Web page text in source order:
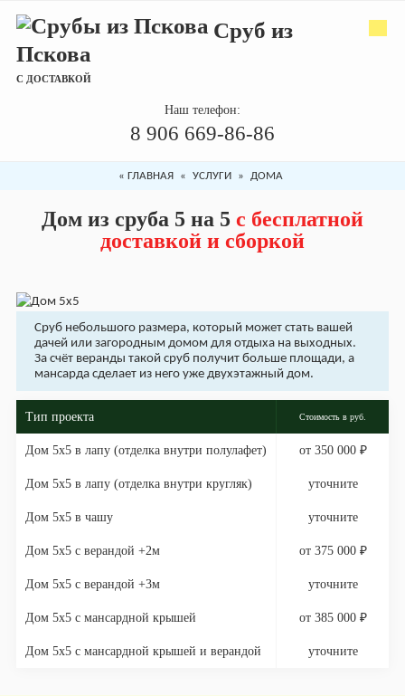
Сруб из
Пскова
С ДОСТАВКОЙ
Наш телефон:
8 906 669-86-86
« ГЛАВНАЯ « УСЛУГИ » ДОМА
Дом из сруба 5 на 5 с бесплатной
доставкой и сборкой
Сруб небольшого размера, который может стать вашей
дачей или загородным домом для отдыха на выходных.
За счёт веранды такой сруб получит больше площади, а
мансарда сделает из него уже двухэтажный дом.
Тип проекта Стоимость в руб.
Дом 5х5 в лапу (отделка внутри полулафет) от 350 000 ₽
Дом 5х5 в лапу (отделка внутри кругляк) уточните
Дом 5х5 в чашу уточните
Дом 5х5 с верандой +2м от 375 000 ₽
Дом 5х5 с верандой +3м уточните
Дом 5х5 с мансардной крышей от 385 000 ₽
Дом 5х5 с мансардной крышей и верандой уточните